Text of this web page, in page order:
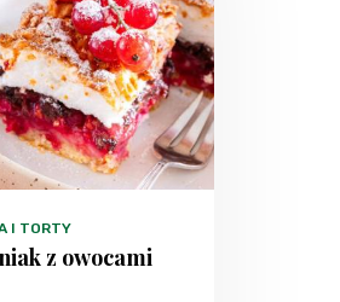
I TORTY
z owocami